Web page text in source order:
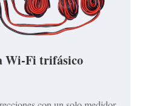
Wi-Fi trifásico